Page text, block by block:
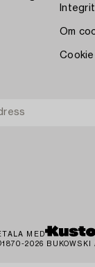
Om
MED
2026 BUKOWSKI